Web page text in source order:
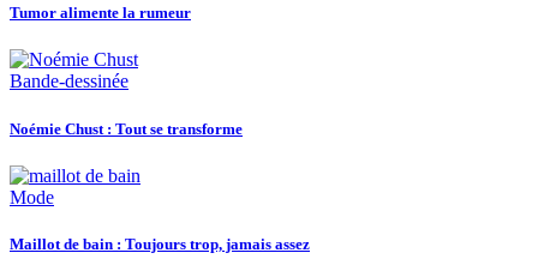
Tumor alimente la rumeur
Bande-dessinée
Noémie Chust : Tout se transforme
Mode
Maillot de bain : Toujours trop, jamais assez